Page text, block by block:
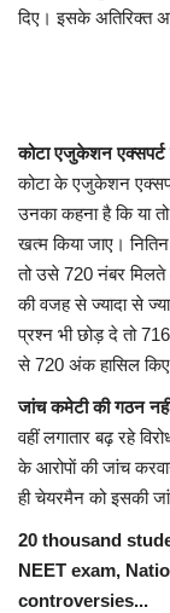
दिए। इसके अतिरिक्त
कोटा एजुकेशन एक्सपर्ट
कोटा के एजुकेशन
उनका कहना है कि या तो
खत्म किया जाए।
तो उसे 720 नंबर मिलते
की वजह से ज्यादा से
प्रश्न भी छोड़ दे तो
से 720 अंक हासिल
जांच कमेटी की गठन
वहीं लगातार बढ़ रहे
के आरोपाें की जांच
ही चेयरमैन को इसकी
20 thousand
NEET exam,
controversies...